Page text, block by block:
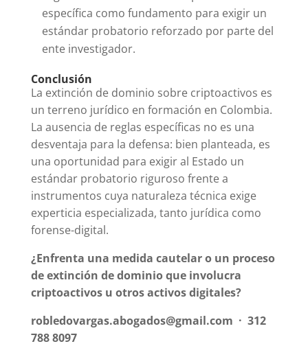
específica como fundamento para exigir un
estándar probatorio reforzado por parte del
ente investigador.
Conclusión
La extinción de dominio sobre criptoactivos es
un terreno jurídico en formación en Colombia.
La ausencia de reglas específicas no es una
desventaja para la defensa: bien planteada, es
una oportunidad para exigir al Estado un
estándar probatorio riguroso frente a
instrumentos cuya naturaleza técnica exige
experticia especializada, tanto jurídica como
forense-digital.
¿Enfrenta una medida cautelar o un proceso
de extinción de dominio que involucra
criptoactivos u otros activos digitales?
robledovargas.abogados@gmail.com · 312
788 8097